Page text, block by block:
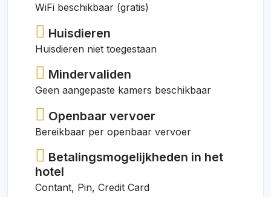
WiFi beschikbaar (gratis)
Huisdieren
Huisdieren niet toegestaan
Mindervaliden
Geen aangepaste kamers beschikbaar
Openbaar vervoer
Bereikbaar per openbaar vervoer
Betalingsmogelijkheden in het
hotel
Contant, Pin, Credit Card